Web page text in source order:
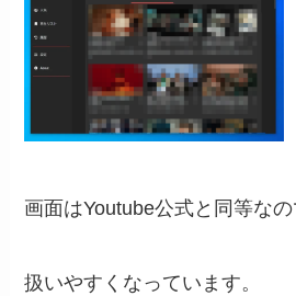
画面はYoutube公式と同等な
扱いやすくなっています。